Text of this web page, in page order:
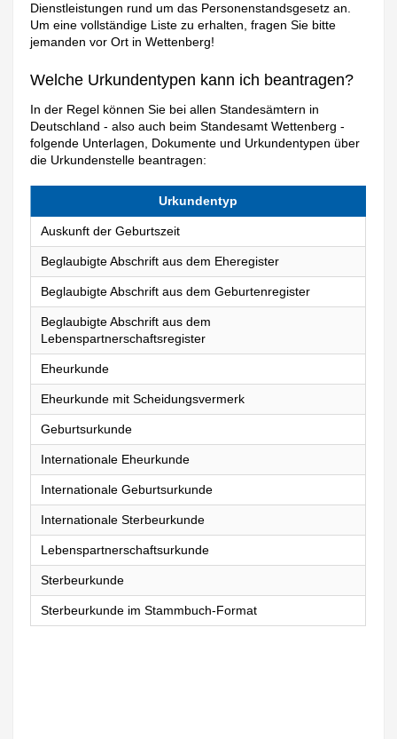
Dienstleistungen rund um das Personenstandsgesetz an.
Um eine vollständige Liste zu erhalten, fragen Sie bitte
jemanden vor Ort in Wettenberg!
Welche Urkundentypen kann ich beantragen?
In der Regel können Sie bei allen Standesämtern in
Deutschland - also auch beim Standesamt Wettenberg -
folgende Unterlagen, Dokumente und Urkundentypen über
die Urkundenstelle beantragen:
Urkundentyp
Auskunft der Geburtszeit
Beglaubigte Abschrift aus dem Eheregister
Beglaubigte Abschrift aus dem Geburtenregister
Beglaubigte Abschrift aus dem
Lebenspartnerschaftsregister
Eheurkunde
Eheurkunde mit Scheidungsvermerk
Geburtsurkunde
Internationale Eheurkunde
Internationale Geburtsurkunde
Internationale Sterbeurkunde
Lebenspartnerschaftsurkunde
Sterbeurkunde
Sterbeurkunde im Stammbuch-Format